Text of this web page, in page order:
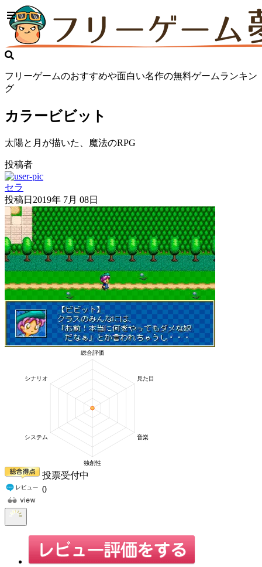
フリーゲームのおすすめや面白い名作の無料ゲームランキン
グ
カラービビット
太陽と月が描いた、魔法のRPG
投稿者
セラ
投稿日 2019年 7月 08日
投票受付中
0